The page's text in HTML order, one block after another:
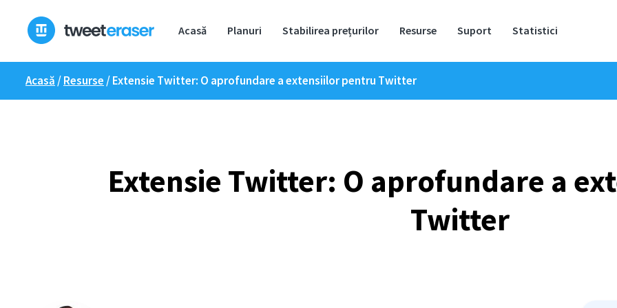
conținut
Acasă Planuri Stabilirea prețurilor Resurse Suport Statistici
Acasă /Resurse /Extensie Twitter: O aprofundare a extensiilor pentru Twitter
Extensie Twitter: O aprofundare a
Twitter